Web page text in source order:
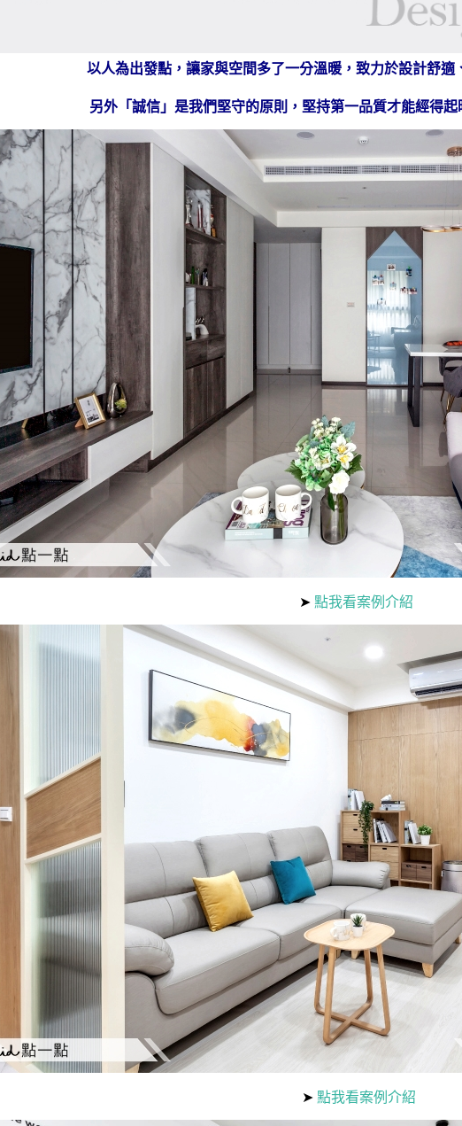
以人為出發點，讓家與空間多了一分溫暖，致力於設計舒適
另外「誠信」是我們堅守的原則，堅持第一品質才能經得起
➤ 點我看案例介紹
➤點我看案例介紹